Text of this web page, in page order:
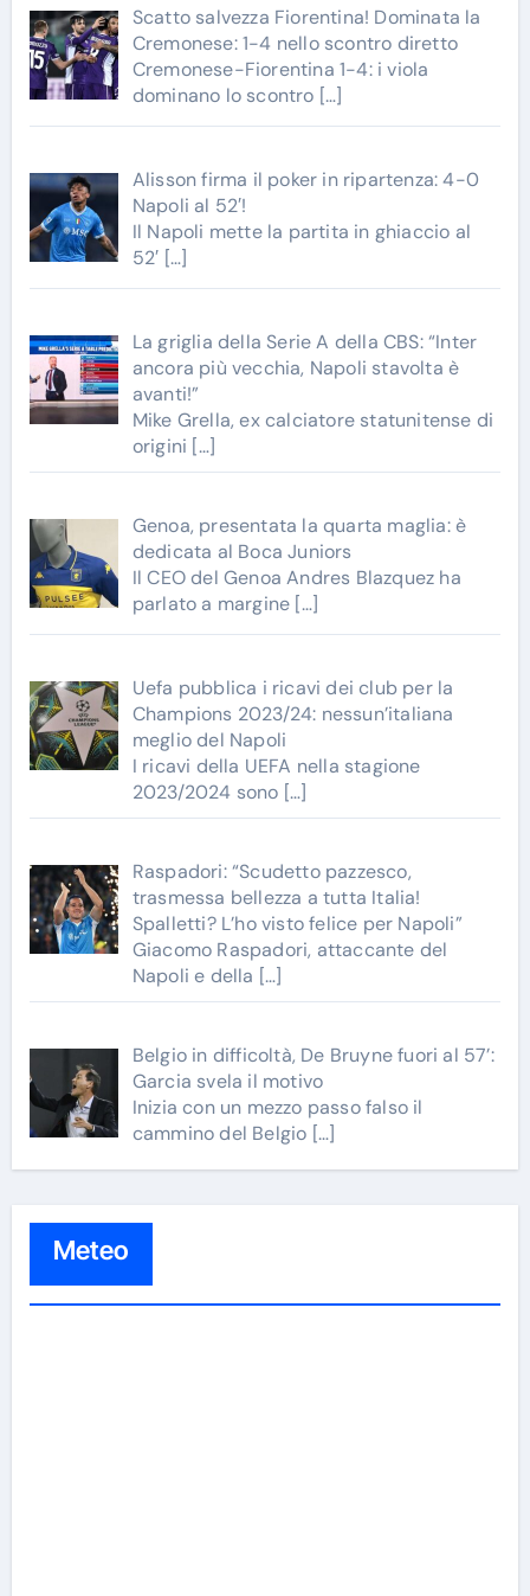
Scatto salvezza Fiorentina! Dominata la
Cremonese: 1-4 nello scontro diretto
Cremonese-Fiorentina 1-4: i viola
dominano lo scontro […]
Alisson firma il poker in ripartenza: 4-0
Napoli al 52′!
Il Napoli mette la partita in ghiaccio al
52′ […]
La griglia della Serie A della CBS: “Inter
ancora più vecchia, Napoli stavolta è
avanti!”
Mike Grella, ex calciatore statunitense di
origini […]
Genoa, presentata la quarta maglia: è
dedicata al Boca Juniors
Il CEO del Genoa Andres Blazquez ha
parlato a margine […]
Uefa pubblica i ricavi dei club per la
Champions 2023/24: nessun’italiana
meglio del Napoli
I ricavi della UEFA nella stagione
2023/2024 sono […]
Raspadori: “Scudetto pazzesco,
trasmessa bellezza a tutta Italia!
Spalletti? L’ho visto felice per Napoli”
Giacomo Raspadori, attaccante del
Napoli e della […]
Belgio in difficoltà, De Bruyne fuori al 57’:
Garcia svela il motivo
Inizia con un mezzo passo falso il
cammino del Belgio […]
Meteo